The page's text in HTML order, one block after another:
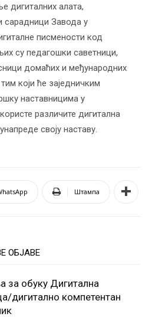
дигиталних алата,
Завода у
писмености код
су педагошки саветници,
домаћих и међународних
који ће заједничким
наставницима у
различите дигитална
своју наставу.
Штампа
ОБЈАВЕ
за обуку Дигитална
дигитално компетентан